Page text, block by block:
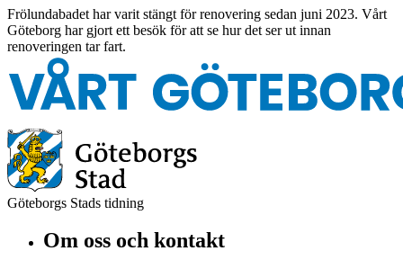
Frölundabadet har varit stängt för renovering sedan juni 2023. Vårt
Göteborg har gjort ett besök för att se hur det ser ut innan
renoveringen tar fart.
Göteborgs Stads tidning
Om oss och kontakt